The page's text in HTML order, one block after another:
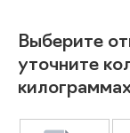
Выберите
уточните
килограммах